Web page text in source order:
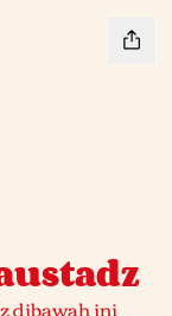
dibawah ini